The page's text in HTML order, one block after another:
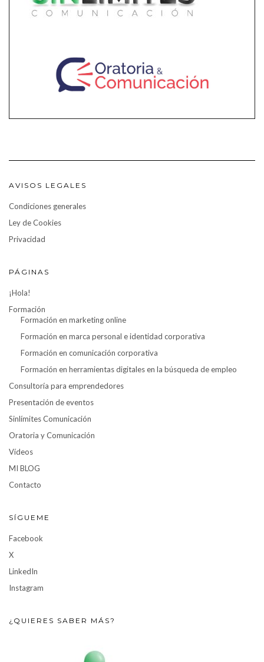
AVISOS LEGALES
Condiciones generales
Ley de Cookies
Privacidad
PÁGINAS
¡Hola!
Formación
Formación en marketing online
Formación en marca personal e identidad corporativa
Formación en comunicación corporativa
Formación en herramientas digitales en la búsqueda de empleo
Consultoría para emprendedores
Presentación de eventos
Sinlímites Comunicación
Oratoria y Comunicación
Vídeos
MI BLOG
Contacto
SÍGUEME
Facebook
X
LinkedIn
Instagram
¿QUIERES SABER MÁS?